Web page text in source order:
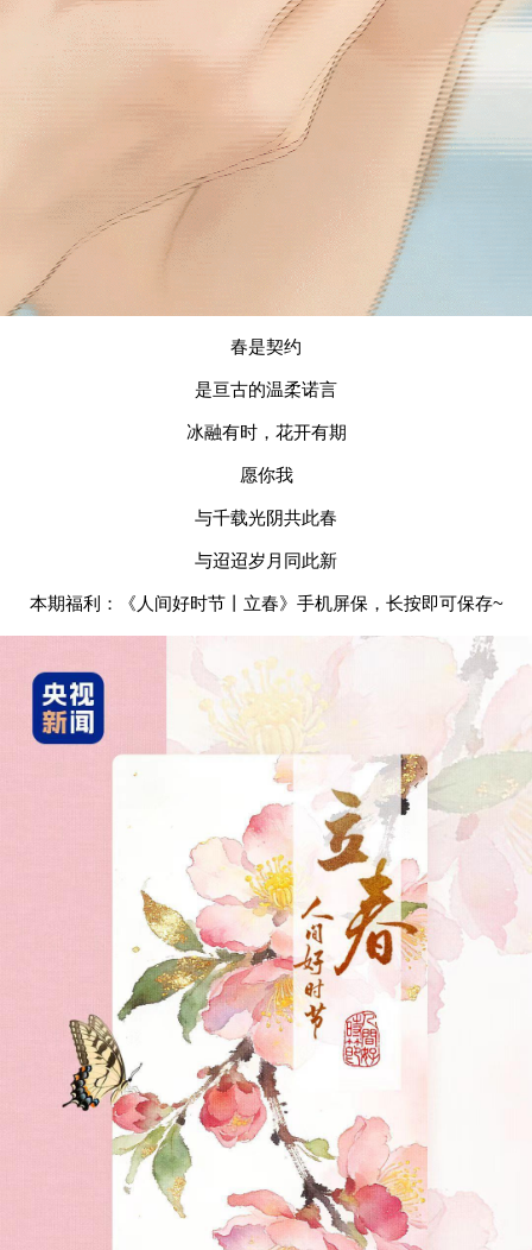
春是契约
是亘古的温柔诺言
冰融有时，花开有期
愿你我
与千载光阴共此春
与迢迢岁月同此新
本期福利：《人间好时节丨立春》手机屏保，长按即可保存~